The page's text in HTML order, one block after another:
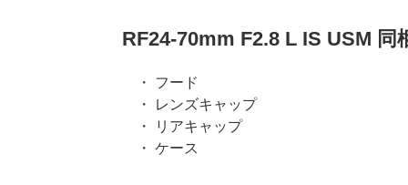
RF24-70mm F2.8 L IS USM 同
・ フード
・ レンズキャップ
・ リアキャップ
・ ケース